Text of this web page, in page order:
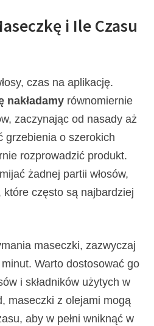
i Ile Czasu
czas na aplikację.
nakładamy równomiernie
zaczynając od nasady aż
grzebienia o szerokich
rozprowadzić produkt.
żadnej partii włosów,
często są najbardziej
maseczki, zazwyczaj
Warto dostosować go
i składników użytych w
maseczki z olejami mogą
aby w pełni wniknąć w